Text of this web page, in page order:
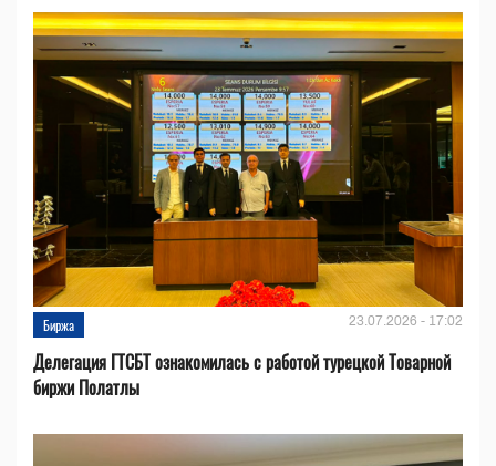
Биржа 23.07.2026 - 17:02
Делегация ГТСБТ ознакомилась с работой турецкой Товарной
биржи Полатлы